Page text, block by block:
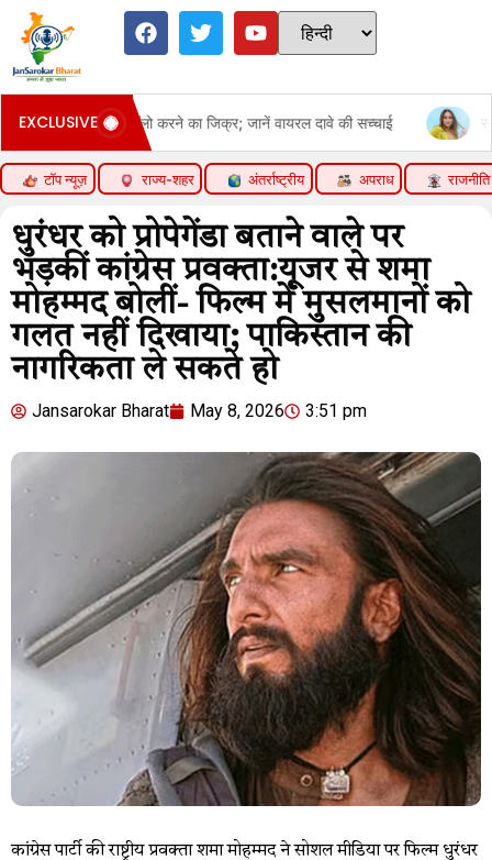
EXCLUSIVE
अनफॉलो करने का जिक्र; जानें वायरल दावे की सच्चाई सोनाक्षी सिन्हा
टॉप न्यूज़ राज्य-शहर अंतर्राष्ट्रीय अपराध राजनीति
धुरंधर को प्रोपेगेंडा बताने वाले पर
भड़कीं कांग्रेस प्रवक्ता:यूजर से शमा
मोहम्मद बोलीं- फिल्म में मुसलमानों को
गलत नहीं दिखाया; पाकिस्तान की
नागरिकता ले सकते हो
Jansarokar Bharat May 8, 2026 3:51 pm
कांग्रेस पार्टी की राष्ट्रीय प्रवक्ता शमा मोहम्मद ने सोशल मीडिया पर फिल्म धुरंधर